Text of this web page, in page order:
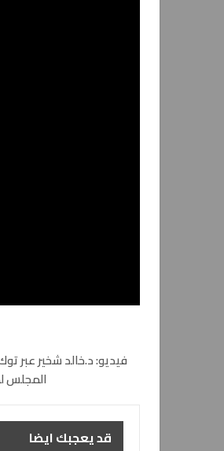
فيديو: د.خالد شخير عبر
المجلس لمدة سنة
قد يعجبك ايضا